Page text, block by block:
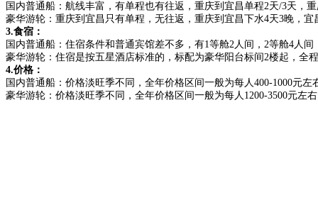
国内普通船：航线丰富，有单程也有往返，重庆到宜昌单程2天/3天，
豪华游轮：重庆到宜昌只有单程，无往返，重庆到宜昌下水4天3晚，宜
3.食宿：
国内普通船：住宿条件和普通宾馆差不多，有1等舱2人间，2等舱4人
豪华游轮：住宿是按五星酒店标准的，标配为豪华阳台标间2楼起，全
4.价格：
国内普通船：价格淡旺季不同，全年价格区间一般为每人400-1000元左
豪华游轮：价格淡旺季不同，全年价格区间一般为每人1200-3500元左